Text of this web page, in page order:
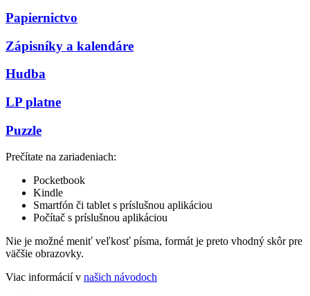
Papiernictvo
Zápisníky a kalendáre
Hudba
LP platne
Puzzle
Prečítate na zariadeniach:
Pocketbook
Kindle
Smartfón či tablet s príslušnou aplikáciou
Počítač s príslušnou aplikáciou
Nie je možné meniť veľkosť písma, formát je preto vhodný skôr pre
väčšie obrazovky.
Viac informácií v našich návodoch